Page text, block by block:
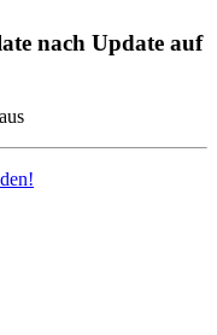
nach Update auf